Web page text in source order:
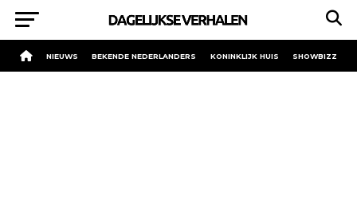
NIEUWS BEKENDE NEDERLANDERS KONINKLIJK HUIS SHOWBIZZ